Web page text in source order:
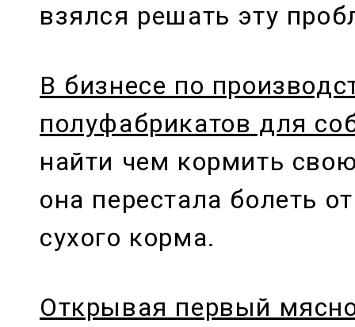
взялся решать эту
В бизнесе по
полуфабрикатов для
найти чем кормить
она перестала болеть
сухого корма.
Открывая первый